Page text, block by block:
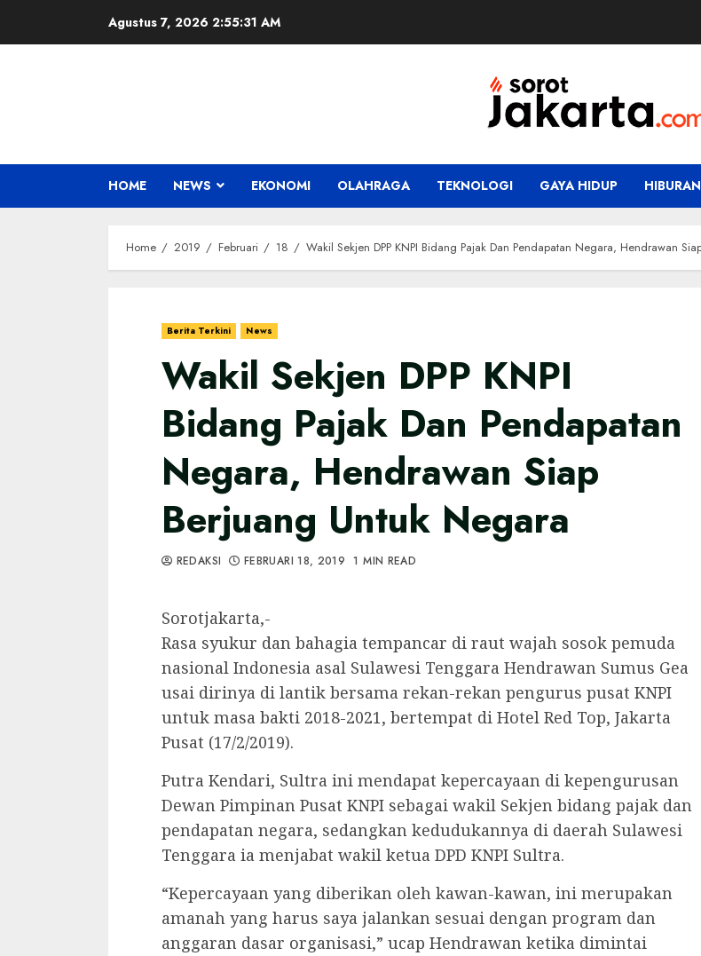
Agustus 7, 2026 2:55:32 AM
HOME NEWS EKONOMI OLAHRAGA TEKNOLOGI GAYA HIDUP HIBURAN
Home 2019 Februari 18 Wakil Sekjen DPP KNPI Bidang Pajak Dan Pendapatan Negara, Hendrawan
Berita Terkini News
Wakil Sekjen DPP KNPI
Bidang Pajak Dan Pendapatan
Negara, Hendrawan Siap
Berjuang Untuk Negara
REDAKSI FEBRUARI 18, 2019 1 MIN READ
Sorotjakarta,-
Rasa syukur dan bahagia tempancar di raut wajah sosok pemuda
nasional Indonesia asal Sulawesi Tenggara Hendrawan Sumus Gea
usai dirinya di lantik bersama rekan-rekan pengurus pusat KNPI
untuk masa bakti 2018-2021, bertempat di Hotel Red Top, Jakarta
Pusat (17/2/2019).
Putra Kendari, Sultra ini mendapat kepercayaan di kepengurusan
Dewan Pimpinan Pusat KNPI sebagai wakil Sekjen bidang pajak dan
pendapatan negara, sedangkan kedudukannya di daerah Sulawesi
Tenggara ia menjabat wakil ketua DPD KNPI Sultra.
“Kepercayaan yang diberikan oleh kawan-kawan, ini merupakan
amanah yang harus saya jalankan sesuai dengan program dan
anggaran dasar organisasi,” ucap Hendrawan ketika dimintai